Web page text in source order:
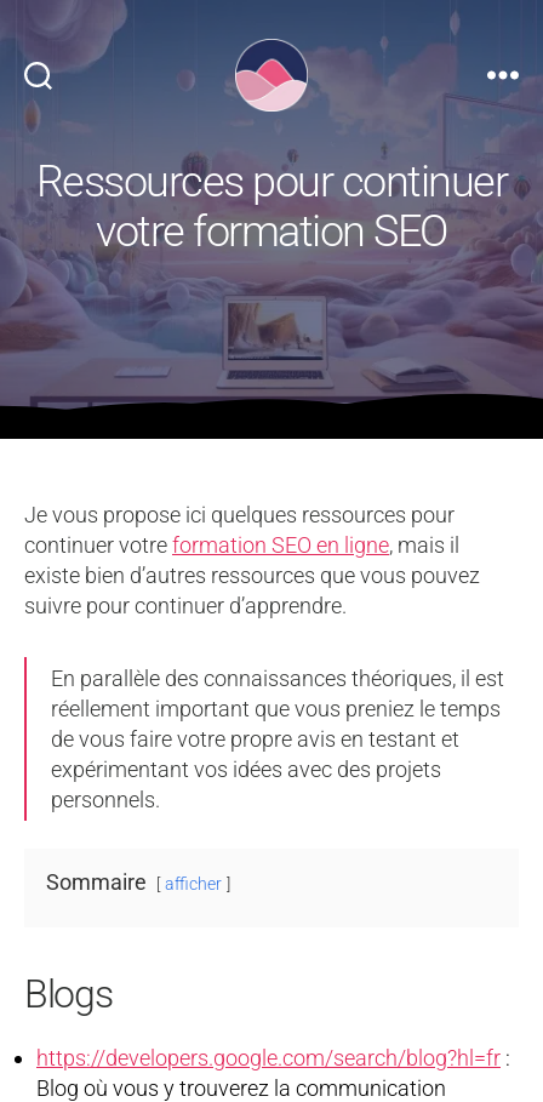
Ressources pour continuer
votre formation SEO
Je vous propose ici quelques ressources pour
continuer votreformation SEO en ligne, mais il
existe bien d’autres ressources que vous pouvez
suivre pour continuer d’apprendre.
En parallèle des connaissances théoriques, il est
réellement important que vous preniez le temps
de vous faire votre propre avis en testant et
expérimentant vos idées avec des projets
personnels.
Sommaire afficher
Blogs
https://developers.google.com/search/blog?hl=fr :
Blog où vous y trouverez la communication